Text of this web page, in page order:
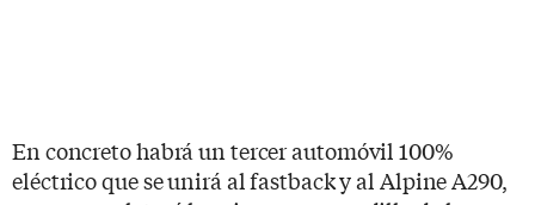
En concreto habrá un tercer automóvil 100%
eléctrico que se unirá al fastback y al Alpine A290,